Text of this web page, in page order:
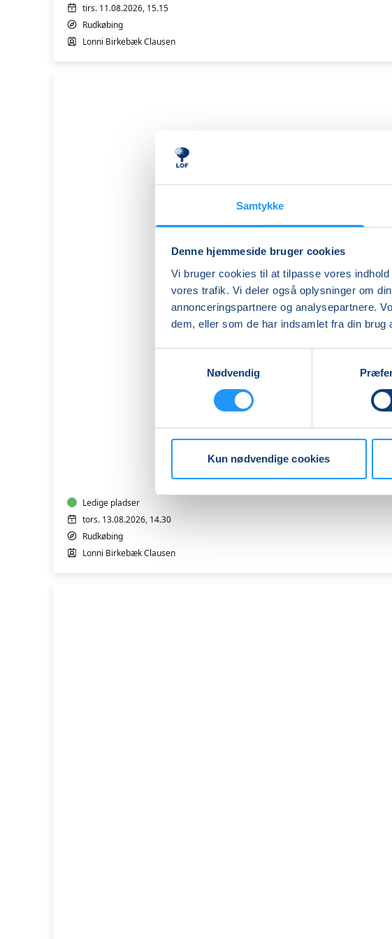
Samtykke
Denne hjemmeside bruger cookies
Vi bruger cookies til at tilpasse vores
vores trafik. Vi deler også oplysninger om
annonceringspartnere og analysepartnere.
dem, eller som de har indsamlet fra din brug
Nødvendig
Kun nødvendige cookies
Rudkøbing
1
tirs. 11.08.2026, 15.15
Rudkøbing
Lonni Birkebæk Clausen
Borgerhuset
i
Rudkøbing
Ledige pladser
tors. 13.08.2026, 14.30
Rudkøbing
Lonni Birkebæk Clausen